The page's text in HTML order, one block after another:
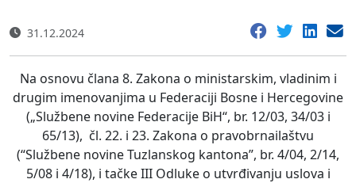
31.12.2024
Na osnovu člana 8. Zakona o ministarskim, vladinim i
drugim imenovanjima u Federaciji Bosne i Hercegovine
(„Službene novine Federacije BiH“, br. 12/03, 34/03 i
65/13), čl. 22. i 23. Zakona o pravobrnailaštvu
(“Službene novine Tuzlanskog kantona”, br. 4/04, 2/14,
5/08 i 4/18), i tačke III Odluke o utvrđivanju uslova i